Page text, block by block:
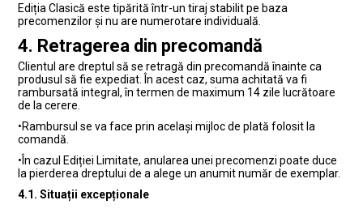
Ediția Clasică este tipărită într-un tiraj stabilit pe baza
precomenzilor și nu are numerotare individuală.
4. Retragerea din precomandă
Clientul are dreptul să se retragă din precomandăînainte ca
produsul să fie expediat . În acest caz, suma achitată va fi
rambursată integral, în termen de maximum 14 zile lucrătoare
de la cerere.
•Rambursul se va face prin același mijloc de plată folosit la
comandă.
• În cazul Ediției Limitate, anularea unei precomenzi poate duce
la pierderea dreptului de a alege un anumit număr de exemplar.
4.1. Situații excepționale